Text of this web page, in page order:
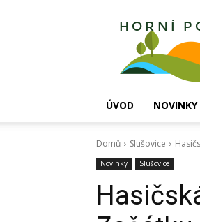
ÚVOD NOVINKY
Domů Slušovice
Novinky Slušovice